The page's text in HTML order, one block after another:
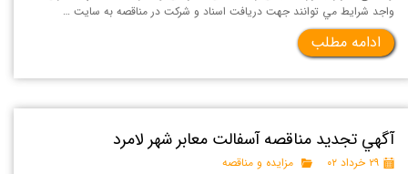
واجد شرايط مي توانند جهت دريافت اسناد و شركت در مناقصه به سايت …
ادامه مطلب
آگهي تجدید مناقصه آسفالت معابر شهر لامرد
۲۹ خرداد ۰۲ مزایده و مناقصه